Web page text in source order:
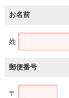
お名前
姓
郵便番号
〒